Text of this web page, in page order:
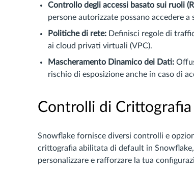
Controllo degli accessi basato sui ruoli
persone autorizzate possano accedere a
Politiche di rete: Definisci regole di
ai cloud privati virtuali (VPC).
Mascheramento Dinamico dei Dati:
rischio di esposizione anche in caso di
Controlli di
Snowflake fornisce diversi controlli e
crittografia abilitata di default in
personalizzare e rafforzare la tua